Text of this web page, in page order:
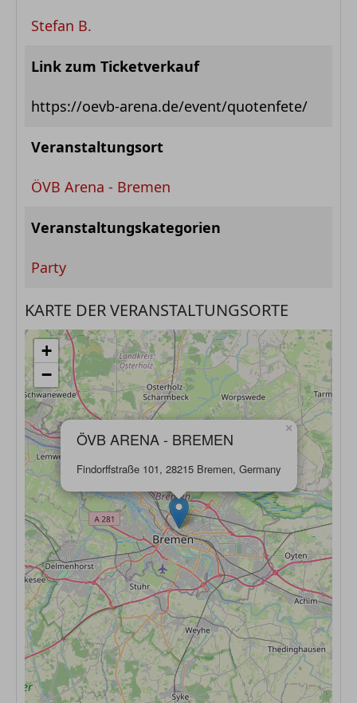
Stefan B.
Link zum Ticketverkauf
https://oevb-arena.de/event/quotenfete/
Veranstaltungsort
ÖVB Arena - Bremen
Veranstaltungskategorien
Party
KARTE DER VERANSTALTUNGSORTE
ÖVB ARENA - BREMEN
Findorffstraße 101, 28215 Bremen, Germany
×
+
−